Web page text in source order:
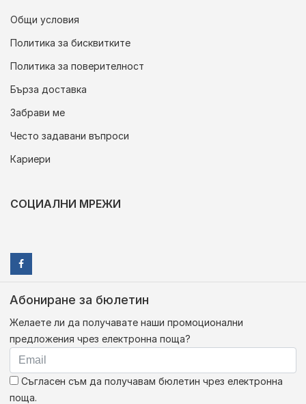
Общи условия
Политика за бисквитките
Политика за поверителност
Бърза доставка
Забрави ме
Често задавани въпроси
Кариери
СОЦИАЛНИ МРЕЖИ
Абониране за бюлетин
Желаете ли да получавате наши промоционални
предложения чрез електронна поща?
Съгласен съм да получавам бюлетин чрез електронна
поща.